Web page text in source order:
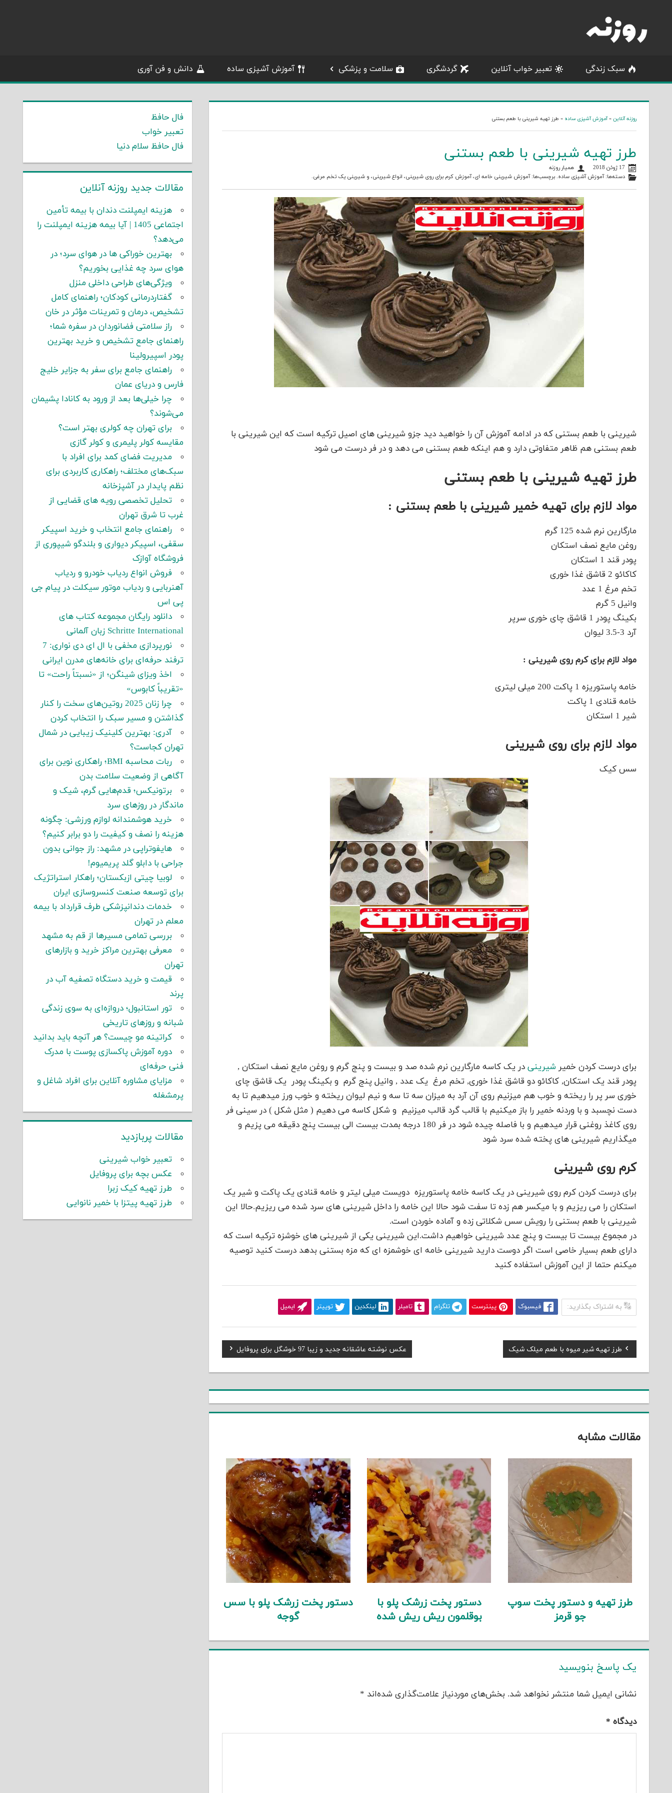
content
سبک زندگی تعبیر خواب آنلاین گردشگری سلامت و پزشکی آموزش آشپزی ساده دانش و فن آوری
روزنه آنلاین »آموزش آشپزی ساده » طرز تهیه شیرینی با طعم بستنی
طرز تهیه شیرینی با طعم بستنی
17 ژوئن 2018
همیار روزنه
دسته‌ها:آموزش آشپزی ساده. برچسب‌ها:آموزش شیرینی خامه ای،آموزش کرم برای روی شیرینی، انواع شیرینی، و شیرینی یک تخم مرغی.
شیرینی با طعم بستنی که در ادامه آموزش آن را خواهید دید جزو شیرینی های اصیل ترکیه است که این شیرینی با
طعم بستنی هم ظاهر متفاوتی دارد و هم اینکه طعم بستنی می دهد و در فر درست می شود
طرز تهیه شیرینی با طعم بستنی
مواد لازم برای تهیه خمیر شیرینی با طعم بستنی :
مارگارین نرم شده 125 گرم
روغن مایع نصف استکان
پودر قند 1 استکان
کاکائو 2 قاشق غذا خوری
تخم مرغ 1 عدد
وانیل 5 گرم
بکینگ پودر 1 قاشق چای خوری سرپر
آرد 3-3.5 لیوان
مواد لازم برای کرم روی شیرینی :
خامه پاستوریزه 1 پاکت 200 میلی لیتری
خامه قنادی 1 پاکت
شیر 1 استکان
مواد لازم برای روی شیرینی
سس کیک
برای درست کردن خمیر شیرینی در یک کاسه مارگارین نرم شده صد و بیست و پنج گرم و روغن مایع نصف استکان ,
پودر قند یک استکان, کاکائو دو قاشق غذا خوری, تخم مرغ یک عدد , وانیل پنج گرم و بکینگ پودر یک قاشق چای
خوری سر پر را ریخته و خوب هم میزنیم روی آن آرد به میزان سه تا سه و نیم لیوان ریخته و خوب ورز میدهیم تا به
دست نچسبد و با وردنه خمیر را باز میکنیم با قالب گرد قالب میزنیم و شکل کاسه می دهیم ( مثل شکل ) در سینی فر
روی کاغذ روغنی قرار میدهیم و با فاصله چیده شود در فر 180 درجه بمدت بیست الی بیست پنج دقیقه می پزیم و
میگذاریم شیرینی های پخته شده سرد شود
کرم روی شیرینی
برای درست کردن کرم روی شیرینی در یک کاسه خامه پاستوریزه دویست میلی لیتر و خامه قنادی یک پاکت و شیر یک
استکان را می ریزیم و با میکسر هم زده تا سفت شود حالا این خامه را داخل شیرینی های سرد شده می ریزیم.حالا این
شیرینی با طعم بستنی را رویش سس شکلاتی زده و آماده خوردن است.
در مجموع بیست تا بیست و پنج عدد شیرینی خواهیم داشت.این شیرینی یکی از شیرینی های خوشزه ترکیه است که
دارای طعم بسیار خاصی است اگر دوست دارید شیرینی خامه ای خوشمزه ای که مزه بستنی بدهد درست کنید توصیه
میکنم حتما از این آموزش استفاده کنید
به اشتراک بگذارید: فیسبوک پینترست تلگرام تامبلر لینکدین توییتر ایمیل
راهبری
نوشته
Previous
Post:
طرز تهیه شیر میوه با طعم میلک شیک
Next
Post:
عکس نوشته عاشقانه جدید و زیبا 97 خوشگل برای پروفایل
مقالات مشابه
طرز تهیه و دستور پخت سوپ
جو قرمز
دستور پخت زرشک پلو با
بوقلمون ریش ریش شده
دستور پخت زرشک پلو با سس
گوجه
یک پاسخ بنویسید
نشانی ایمیل شما منتشر نخواهد شد. بخش‌های موردنیاز علامت‌گذاری شده‌اند *
دیدگاه *
فال حافظ
تعبیر خواب
فال حافظ سلام دنیا
مقالات جدید روزنه آنلاین
هزینه ایمپلنت دندان با بیمه تأمین
اجتماعی 1405 | آیا بیمه هزینه ایمپلنت را
می‌دهد؟
بهترین خوراکی ها در هوای سرد؛ در
هوای سرد چه غذایی بخوریم؟
ویژگی‌های طراحی داخلی منزل
گفتاردرمانی کودکان؛ راهنمای کامل
تشخیص، درمان و تمرینات مؤثر در خان
راز سلامتی فضانوردان در سفره شما؛
راهنمای جامع تشخیص و خرید بهترین
پودر اسپیرولینا
راهنمای جامع برای سفر به جزایر خلیج
فارس و دریای عمان
چرا خیلی‌ها بعد از ورود به کانادا پشیمان
می‌شوند؟
برای تهران چه کولری بهتر است؟
مقایسه کولر پلیمری و کولر گازی
مدیریت فضای کمد برای افراد با
سبک‌های مختلف؛ راهکاری کاربردی برای
نظم پایدار در آشپزخانه
تحلیل تخصصی رویه های قضایی از
غرب تا شرق تهران
راهنمای جامع انتخاب و خرید اسپیکر
سقفی، اسپیکر دیواری و بلندگو شیپوری از
فروشگاه آوازک
فروش انواع ردیاب خودرو و ردیاب
آهنربایی و ردیاب موتور سیکلت در پیام جی
پی اس
دانلود رایگان مجموعه کتاب های
Schritte International زبان آلمانی
نورپردازی مخفی با ال ای دی نواری: 7
ترفند حرفه‌ای برای خانه‌های مدرن ایرانی
اخذ ویزای شینگن؛ از «نسبتاً راحت» تا
«تقریباً کابوس»
چرا زنان 2025 روتین‌های سخت را کنار
گذاشتن و مسیر سبک را انتخاب کردن
آدری: بهترین کلینیک زیبایی در شمال
تهران کجاست؟
ربات محاسبه BMI؛ راهکاری نوین برای
آگاهی از وضعیت سلامت بدن
برتونیکس؛ قدم‌هایی گرم، شیک و
ماندگار در روزهای سرد
خرید هوشمندانه لوازم ورزشی: چگونه
هزینه را نصف و کیفیت را دو برابر کنیم؟
هایفوتراپی در مشهد: راز جوانی بدون
جراحی با دابلو گلد پریمیوم!
لوبیا چیتی ازبکستان؛ راهکار استراتژیک
برای توسعه صنعت کنسروسازی ایران
خدمات دندانپزشکی طرف قرارداد با بیمه
معلم در تهران
بررسی تمامی مسیرها از قم به مشهد
معرفی بهترین مراکز خرید و بازارهای
تهران
قیمت و خرید دستگاه تصفیه آب در
پرند
تور استانبول؛ دروازه‌ای به سوی زندگی
شبانه و روزهای تاریخی
کراتینه مو چیست؟ هر آنچه باید بدانید
دوره آموزش پاکسازی پوست با مدرک
فنی حرفه‌ای
مزایای مشاوره آنلاین برای افراد شاغل و
پرمشغله
مقالات پربازدید
تعبیر خواب شیرینی
عکس بچه برای پروفایل
طرز تهیه کیک زبرا
طرز تهیه پیتزا با خمیر نانوایی